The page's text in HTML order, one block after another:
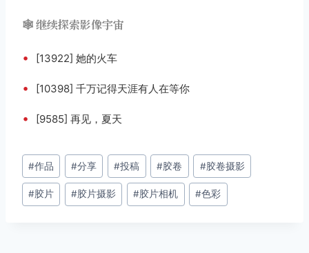
🕸️ 继续探索影像宇宙
• [13922] 她的火车
• [10398] 千万记得天涯有人在等你
• [9585] 再见，夏天
文
章
标
#作品 #分享 #投稿 #胶卷 #胶卷摄影
#胶片 #胶片摄影 #胶片相机 #色彩